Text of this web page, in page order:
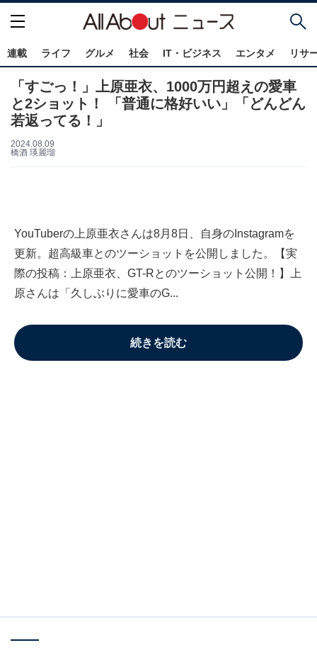
連載 ライフ グルメ 社会 IT・ビジネス エンタメ リサ
「すごっ！」上原亜衣、1000万円超えの愛車
と2ショット！ 「普通に格好いい」「どんどん
若返ってる！」
2024.08.09
橋酒 瑛麗瑠
YouTuberの上原亜衣さんは8月8日、自身のInstagramを
更新。超高級車とのツーショットを公開しました。【実
際の投稿：上原亜衣、GT-Rとのツーショット公開！】上
原さんは「久しぶりに愛車のG...
続きを読む